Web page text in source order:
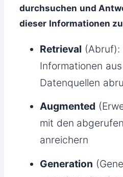
durchsuchen und
dieser Informationen
Retrieval (Abruf):
Informationen
Datenquellen
Augmented
mit den
anreichern
Generation